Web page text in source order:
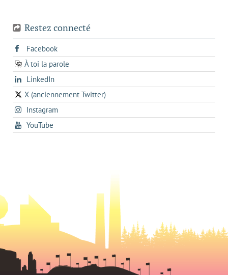
Restez connecté
Facebooks'ouvre
dans
un
onglet
À toi la parole
opens
in
a
new
tab
LinkedInopens
in
a
new
X (anciennement Twitter)
s'ouvre
dans
un
nouvel
Instagrams'ouvre
dans
un
YouTube
dans